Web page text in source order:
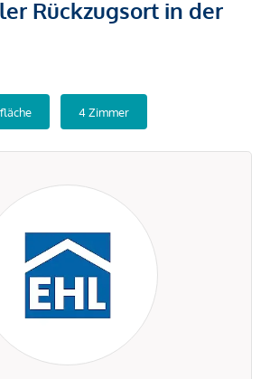
Rückzugsort in der
4 Zimmer